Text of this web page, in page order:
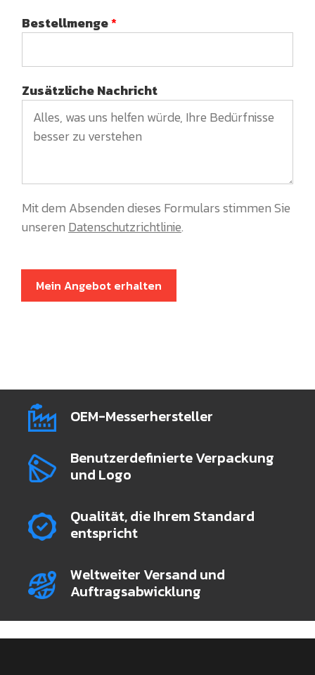
Bestellmenge*
Zusätzliche Nachricht
Mit dem Absenden dieses Formulars stimmen Sie
unseren Datenschutzrichtlinie.
Mein Angebot erhalten
OEM-Messerhersteller
Benutzerdefinierte Verpackung
und Logo
Qualität, die Ihrem Standard
entspricht
Weltweiter Versand und
Auftragsabwicklung